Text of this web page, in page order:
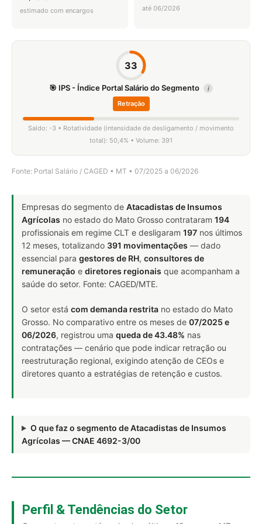
estimado com encargos até 06/2026
33
🎯 IPS - Índice Portal Salário do Segmento i
Retração
Saldo: -3 • Rotatividade (intensidade de desligamento / movimento
total): 50,4% • Volume: 391
Fonte: Portal Salário / CAGED • MT • 07/2025 a 06/2026
Empresas do segmento de Atacadistas de Insumos
Agrícolas no estado do Mato Grosso contrataram 194
profissionais em regime CLT e desligaram 197 nos últimos
12 meses, totalizando 391 movimentações — dado
essencial para gestores de RH, consultores de
remuneração e diretores regionais que acompanham a
saúde do setor. Fonte: CAGED/MTE.
O setor está com demanda restrita no estado do Mato
Grosso. No comparativo entre os meses de 07/2025 e
06/2026, registrou uma queda de 43.48% nas
contratações — cenário que pode indicar retração ou
reestruturação regional, exigindo atenção de CEOs e
diretores quanto a estratégias de retenção e custos.
O que faz o segmento de Atacadistas de Insumos
Agrícolas — CNAE 4692-3/00
Perfil & Tendências do Setor